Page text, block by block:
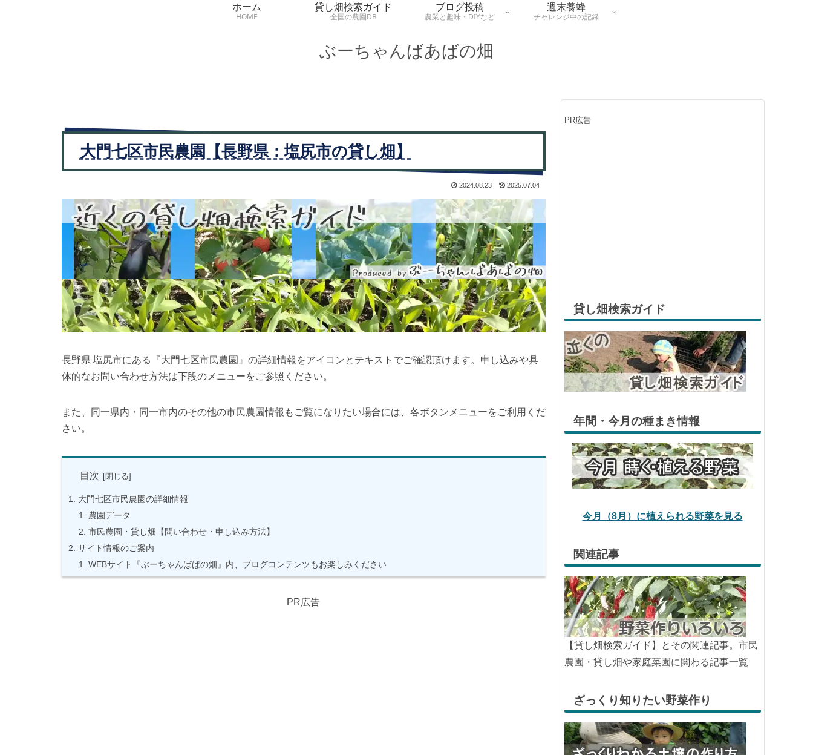
ぶーちゃんばあばの畑
ホーム
HOME
貸し畑検索ガイド
全国の農園DB
ブログ投稿
農業と趣味・DIYなど
週末養蜂
チャレンジ中の記録
大門七区市民農園【長野県：塩尻市の貸し畑】
2024.08.23 2025.07.04
長野県 塩尻市にある『大門七区市民農園』の詳細情報をアイコンとテキストでご確認頂けます。申し込みや具
体的なお問い合わせ方法は下段のメニューをご参照ください。
また、同一県内・同一市内のその他の市民農園情報もご覧になりたい場合には、各ボタンメニューをご利用くだ
さい。
目次
大門七区市民農園の詳細情報
農園データ
市民農園・貸し畑【問い合わせ・申し込み方法】
サイト情報のご案内
WEBサイト『ぶーちゃんばばの畑』内、ブログコンテンツもお楽しみください
PR広告
PR広告
貸し畑検索ガイド
年間・今月の種まき情報
今月（8月）に植えられる野菜を見る
関連記事
【貸し畑検索ガイド】とその関連記事。市民
農園・貸し畑や家庭菜園に関わる記事一覧
ざっくり知りたい野菜作り